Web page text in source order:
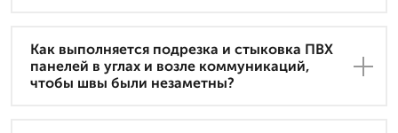
Как выполняется подрезка и стыковка ПВХ
панелей в углах и возле коммуникаций,
чтобы швы были незаметны?